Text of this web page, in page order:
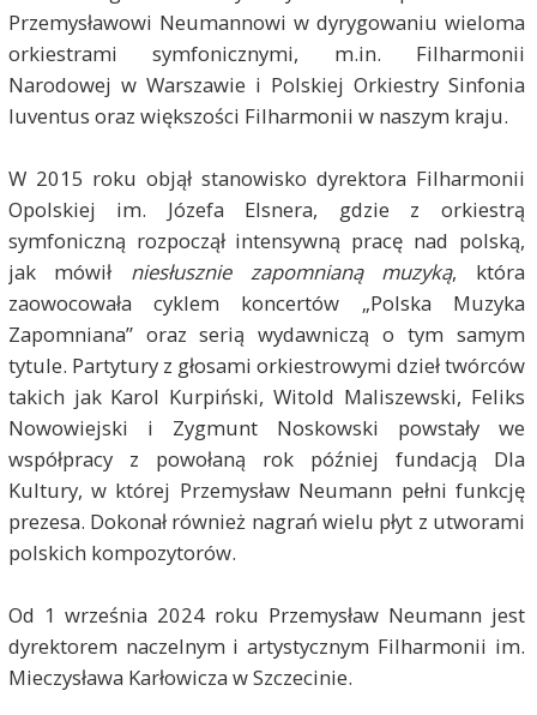
Przemysławowi Neumannowi w dyrygowaniu wieloma
orkiestrami symfonicznymi, m.in. Filharmonii
Narodowej w Warszawie i Polskiej Orkiestry Sinfonia
Iuventus oraz większości Filharmonii w naszym kraju.
W 2015 roku objął stanowisko dyrektora Filharmonii
Opolskiej im. Józefa Elsnera, gdzie z orkiestrą
symfoniczną rozpoczął intensywną pracę nad polską,
jak mówił niesłusznie zapomnianą muzyką, która
zaowocowała cyklem koncertów „Polska Muzyka
Zapomniana” oraz serią wydawniczą o tym samym
tytule. Partytury z głosami orkiestrowymi dzieł twórców
takich jak Karol Kurpiński, Witold Maliszewski, Feliks
Nowowiejski i Zygmunt Noskowski powstały we
współpracy z powołaną rok później fundacją Dla
Kultury, w której Przemysław Neumann pełni funkcję
prezesa. Dokonał również nagrań wielu płyt z utworami
polskich kompozytorów.
Od 1 września 2024 roku Przemysław Neumann jest
dyrektorem naczelnym i artystycznym Filharmonii im.
Mieczysława Karłowicza w Szczecinie.